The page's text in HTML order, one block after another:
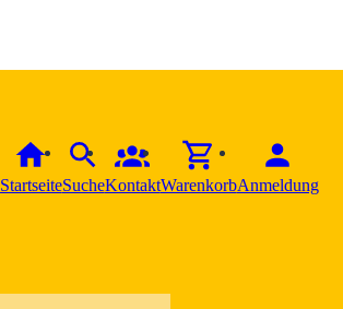
StartseiteSucheKontaktWarenkorbAnmeldung